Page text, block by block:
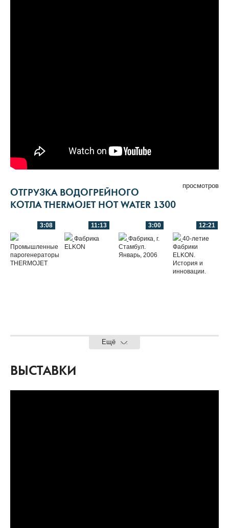
просмотров
ОТГРУЗКА ВОДОГРЕЙНОГО
КОТЛА THERMOJET HOT WATER 1300
3:08
Промышленные
парогенераторы
THERMOJET
11:13
Фабрика
ELKON
3:00
Фабрика, г.
Стамбул.
Январь, 2006
12:21
40-летие
Фабрики
ELKON.
История и
инновации.
Ещё
ВЫСТАВКИ